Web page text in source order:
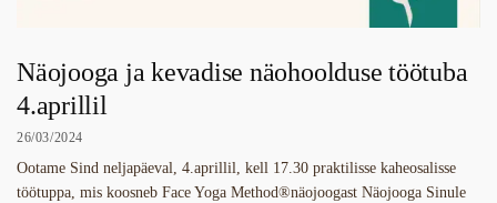
Näojooga ja kevadise näohoolduse töötuba
4.aprillil
26/03/2024
Ootame Sind neljapäeval, 4.aprillil, kell 17.30 praktilisse kaheosalisse
töötuppa, mis koosneb Face Yoga Method®näojoogast Näojooga Sinule